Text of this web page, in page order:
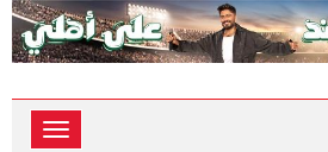
Toggle